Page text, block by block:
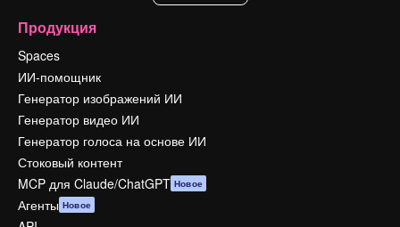
Продукция
Spaces
ИИ-помощник
Генератор изображений ИИ
Генератор видео ИИ
Генератор голоса на основе ИИ
Стоковый контент
MCP для Claude/ChatGPT Новое
Агенты Новое